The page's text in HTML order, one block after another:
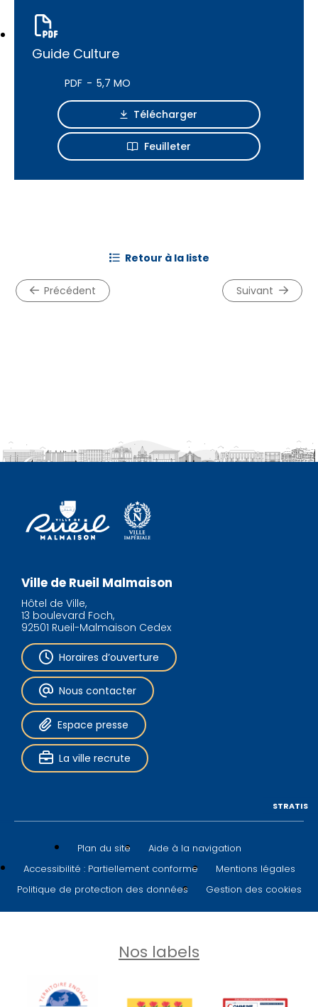
Guide Culture
PDF 5,7 MO
Télécharger
Feuilleter
précédent
retour à la liste
suivant
Ville de Rueil Malmaison
Hôtel de Ville,
13 boulevard Foch,
92501 Rueil-Malmaison Cedex
Horaires d’ouverture
Nous contacter
Espace presse
La ville recrute
Plan du site
Aide à la navigation
Accessibilité : Partiellement conforme
Mentions légales
Politique de protection des données
Gestion des cookies
STRATIS
Nos labels